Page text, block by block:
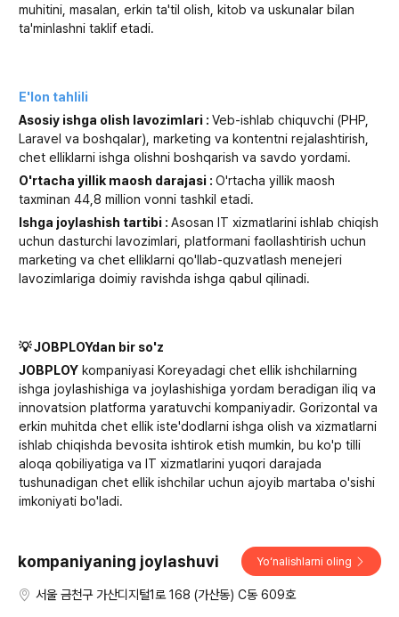
muhitini, masalan, erkin ta'til olish, kitob va uskunalar bilan
ta'minlashni taklif etadi.
E'lon tahlili
Asosiy ishga olish lavozimlari : Veb-ishlab chiquvchi (PHP,
Laravel va boshqalar), marketing va kontentni rejalashtirish,
chet elliklarni ishga olishni boshqarish va savdo yordami.
O'rtacha yillik maosh darajasi : O'rtacha yillik maosh
taxminan 44,8 million vonni tashkil etadi.
Ishga joylashish tartibi : Asosan IT xizmatlarini ishlab chiqish
uchun dasturchi lavozimlari, platformani faollashtirish uchun
marketing va chet elliklarni qo'llab-quzvatlash menejeri
lavozimlariga doimiy ravishda ishga qabul qilinadi.
💡 JOBPLOYdan bir so'z
JOBPLOY kompaniyasi Koreyadagi chet ellik ishchilarning
ishga joylashishiga va joylashishiga yordam beradigan iliq va
innovatsion platforma yaratuvchi kompaniyadir. Gorizontal va
erkin muhitda chet ellik iste'dodlarni ishga olish va xizmatlarni
ishlab chiqishda bevosita ishtirok etish mumkin, bu ko'p tilli
aloqa qobiliyatiga va IT xizmatlarini yuqori darajada
tushunadigan chet ellik ishchilar uchun ajoyib martaba o'sishi
imkoniyati bo'ladi.
kompaniyaning joylashuvi Yoʻnalishlarni oling
서울 금천구 가산디지털1로 168 (가산동) C동 609호